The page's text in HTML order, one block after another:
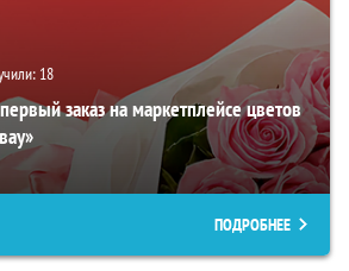
18
заказ на маркетплейсе цветов
ПОДРОБНЕЕ